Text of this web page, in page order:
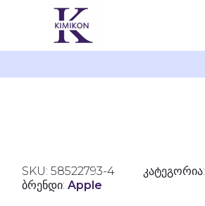
SKU: 58522793-4 კატეგორია:
ბრენდი: Apple